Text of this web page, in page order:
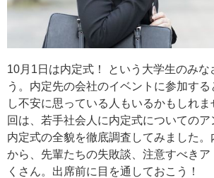
10月1日は内定式！ という大学生のみな
う。内定先の会社のイベントに参加す
し不安に思っている人もいるかもしれ
回は、若手社会人に内定式についてのア
内定式の全貌を徹底調査してみました
から、先輩たちの失敗談、注意すべき
くさん。出席前に目を通しておこう！